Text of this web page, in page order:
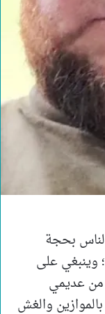
بحجة
وينبغي على
من عديمي
والغش